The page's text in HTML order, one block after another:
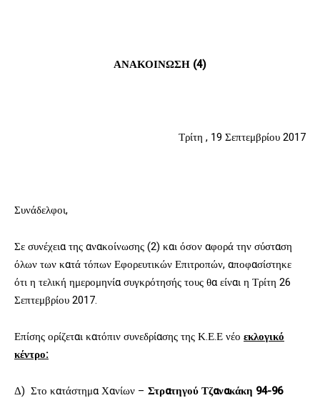
ΑΝΑΚΟΙΝΩΣΗ (4)
Τρίτη , 19 Σεπτεμβρίου 2017
Συνάδελφοι,
Σε συνέχεια της ανακοίνωσης (2) και όσον αφορά την σύσταση
όλων των κατά τόπων Εφορευτικών Επιτροπών, αποφασίστηκε
ότι η τελική ημερομηνία συγκρότησής τους θα είναι η Τρίτη 26
Σεπτεμβρίου 2017.
Επίσης ορίζεται κατόπιν συνεδρίασης της Κ.Ε.Ε νέο εκλογικό
κέντρο:
Δ) Στο κατάστημα Χανίων – Στρατηγού Τζανακάκη 94-96